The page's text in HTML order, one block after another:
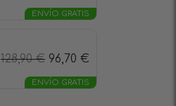
ENVÍO GRATIS
128,90€ 96,70 €
ENVÍO GRATIS